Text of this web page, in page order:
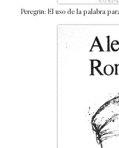
Peregrin: El uso de la palabra